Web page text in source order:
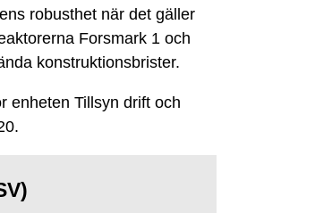
robusthet när det gäller
Forsmark 1 och
konstruktionsbrister.
enheten Tillsyn drift och